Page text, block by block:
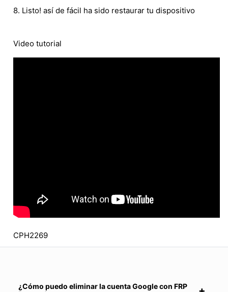
8. Listo! así de fácil ha sido restaurar tu dispositivo
Video tutorial
CPH2269
¿Cómo puedo eliminar la cuenta Google con FRP